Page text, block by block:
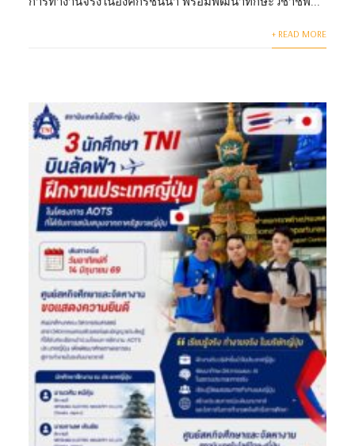
+ READ MORE